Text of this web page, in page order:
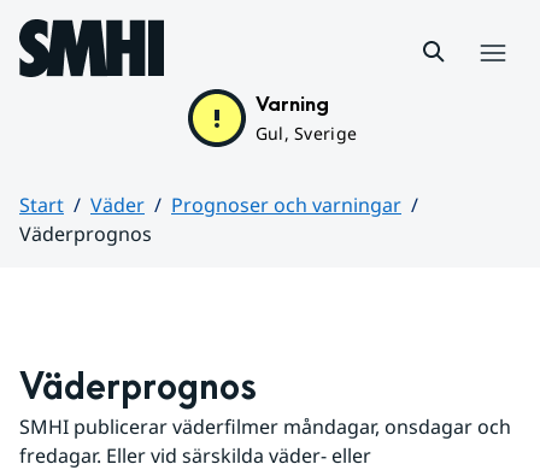
Hoppa till sidans innehåll
Varning
Gul, Sverige
Start Väder
Prognoser och varningar
Väderprognos
Väderprognos
SMHI publicerar väderfilmer måndagar, onsdagar och
fredagar. Eller vid särskilda väder- eller